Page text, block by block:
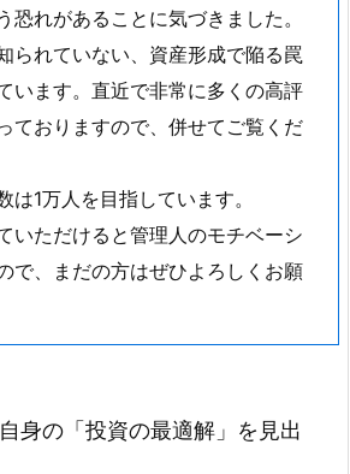
恐れがあることに気づきました。
られていない、資産形成で陥る罠
います。直近で非常に多くの高評
ておりますので、併せてご覧くだ
は1万人を目指しています。
いただけると管理人のモチベーシ
で、まだの方はぜひよろしくお願
身の「投資の最適解」を見出